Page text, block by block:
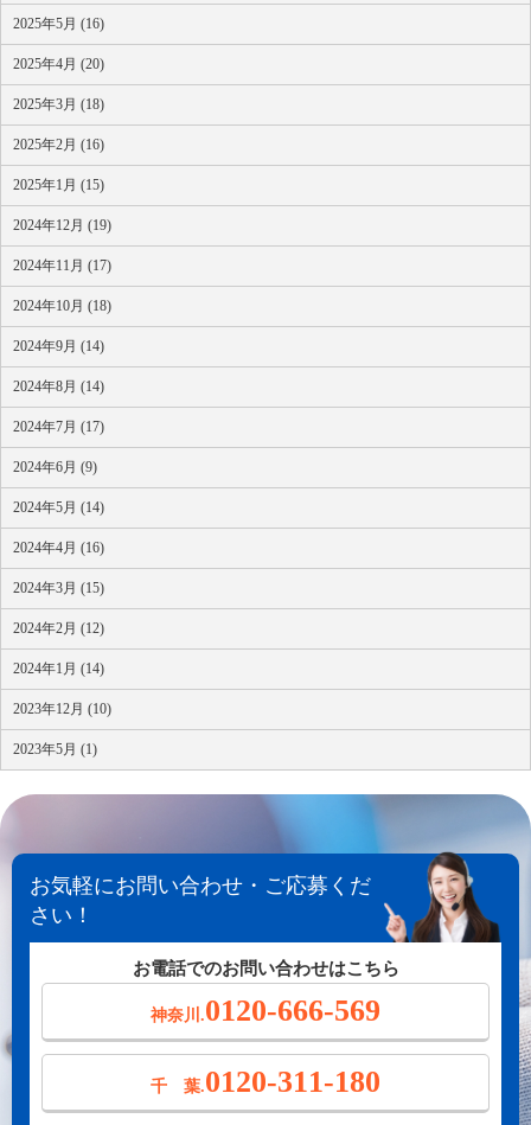
2025年5月 (16)
2025年4月 (20)
2025年3月 (18)
2025年2月 (16)
2025年1月 (15)
2024年12月 (19)
2024年11月 (17)
2024年10月 (18)
2024年9月 (14)
2024年8月 (14)
2024年7月 (17)
2024年6月 (9)
2024年5月 (14)
2024年4月 (16)
2024年3月 (15)
2024年2月 (12)
2024年1月 (14)
2023年12月 (10)
2023年5月 (1)
お気軽にお問い合わせ・ご応募くだ
さい！
お電話でのお問い合わせはこちら
神奈川.0120-666-569
千 葉.0120-311-180